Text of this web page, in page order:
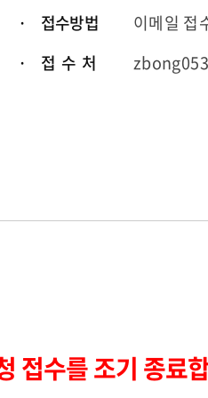
· 접수방법
이메일 접
· 접 수 처
접수를 조기 종료